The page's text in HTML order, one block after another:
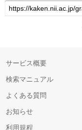
サービス概要
検索マニュアル
よくある質問
お知らせ
利用規程